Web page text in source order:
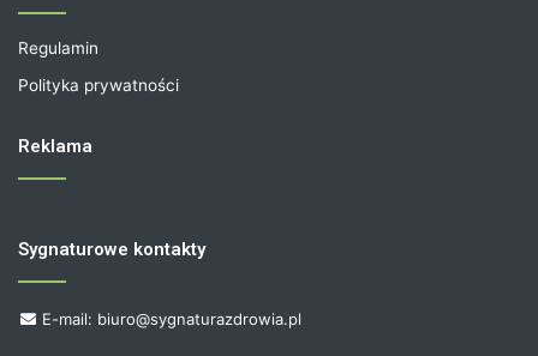
Regulamin
Polityka prywatności
Reklama
Sygnaturowe kontakty
E-mail: biuro@sygnaturazdrowia.pl